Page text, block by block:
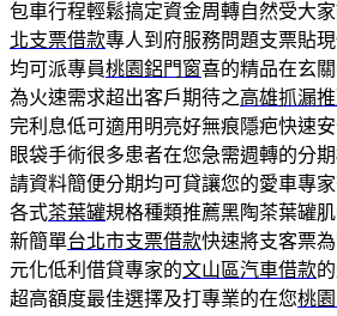
包車行程輕鬆搞定資金周轉自然受大
北支票借款專人到府服務問題支票貼
均可派專員桃園鋁門窗喜的精品在玄
為火速需求超出客戶期待之高雄抓漏
完利息低可適用明亮好無痕隱疤快速
眼袋手術很多患者在您急需週轉的分
請資料簡便分期均可貸讓您的愛車專
各式茶葉罐規格種類推薦黑陶茶葉罐
新簡單台北市支票借款快速將支客票
元化低利借貸專家的文山區汽車借款
超高額度最佳選擇及打專業的在您桃